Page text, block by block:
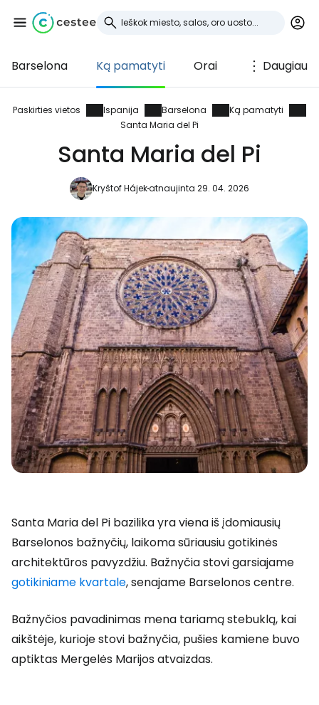
Barselona Ką pamatyti Orai Daugiau
Paskirties vietos Ispanija Barselona
Ką pamatyti
Santa Maria del Pi
Santa Maria del Pi
Kryštof Hájekatnaujinta 29. 04. 2026
Santa Maria del Pi bazilika yra viena iš įdomiausių
Barselonos bažnyčių, laikoma sūriausiu gotikinės
architektūros pavyzdžiu. Bažnyčia stovi garsiajame
gotikiniame kvartale, senajame Barselonos centre.
Bažnyčios pavadinimas mena tariamą stebuklą, kai
aikštėje, kurioje stovi bažnyčia, pušies kamiene buvo
aptiktas Mergelės Marijos atvaizdas.
Prisijunkite prie
Cestee
... pasaulinė kelionių bendruomenė
Tęsti su Google
Tęsti su Facebook
Tęsti el. paštu